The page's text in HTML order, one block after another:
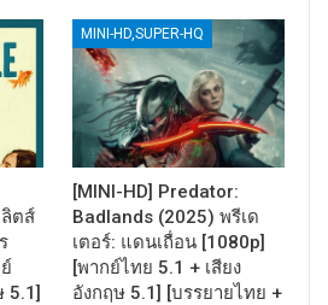
ตส์
5.1]
MINI-HD,SUPER-HQ
[MINI-HD] Predator:
Badlands (2025) พรีเด
เตอร์: แดนเถื่อน [1080p]
[พากย์ไทย 5.1 + เสียง
อังกฤษ 5.1] [บรรยายไทย +